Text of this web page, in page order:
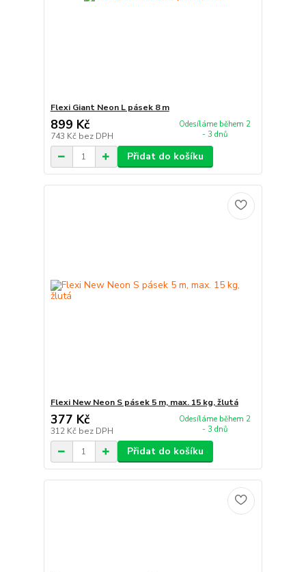
Flexi Giant Neon L pásek 8 m
899 Kč
743 Kč bez DPH
Odesíláme během 2
- 3 dnů
Přidat do košíku
Flexi New Neon S pásek 5 m, max. 15 kg, žlutá
377 Kč
312 Kč bez DPH
Odesíláme během 2
- 3 dnů
Přidat do košíku